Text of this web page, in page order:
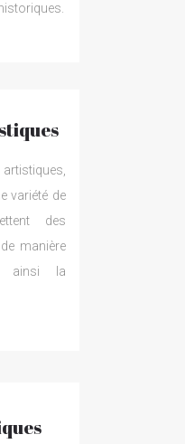
variété de
des
manière
ainsi la